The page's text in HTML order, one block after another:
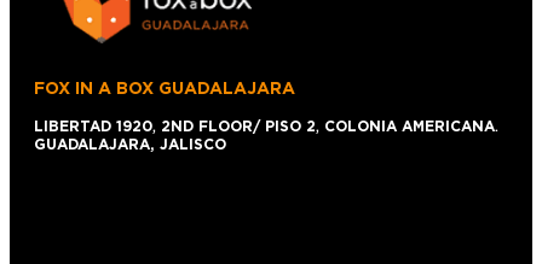
FOX IN A BOX GUADALAJARA
LIBERTAD 1920, 2ND FLOOR/ PISO 2, COLONIA AMERICANA.
GUADALAJARA, JALISCO